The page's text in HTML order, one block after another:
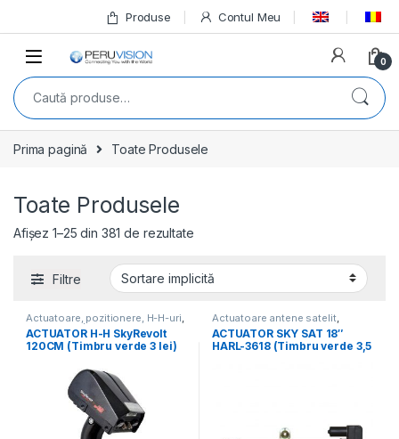
Produse Contul Meu
0
Prima pagină Toate Produsele
Toate Produsele
Afișez 1–25 din 381 de rezultate
Filtre
Actuatoare, pozitionere, H-H-uri
Monturi HH (motoare antene
DiSEqC) , Toate Produsele
ACTUATOR H-H SkyRevolt
120CM (Timbru verde 3 lei)
Actuatoare antene satelit,
Actuatoare, pozitionere, H-H-uri
Toate Produsele
ACTUATOR SKY SAT 18″
HARL-3618 (Timbru verde 3,5